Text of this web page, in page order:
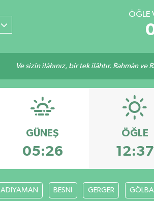
ÖĞLE
Ve sizin ilâhınız, bir tek ilâhtır. Rahmân
GÜNEŞ
05:26
ÖĞLE
12:37
ADIYAMAN BESNİ GERGER